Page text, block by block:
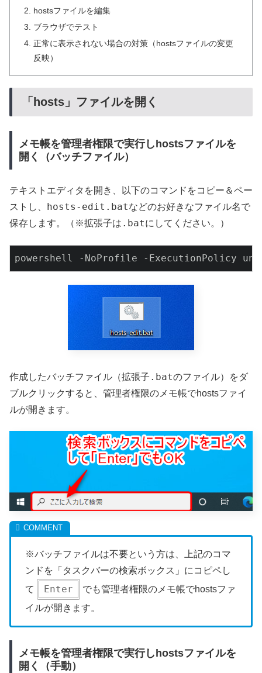
hostsファイルを編集
ブラウザでテスト
正常に表示されない場合の対策（hostsファイルの変更
反映）
「hosts」ファイルを開く
メモ帳を管理者権限で実行しhostsファイルを
開く（バッチファイル）
テキストエディタを開き、以下のコマンドをコピー＆ペー
ストし、
hosts-edit.batなどのお好きなファイル名で
保存します。（※拡張子は .batにしてください。）
powershell -NoProfile -ExecutionPolicy
作成したバッチファイル（拡張子 .batのファイル）をダ
ブルクリックすると、管理者権限のメモ帳でhostsファイ
ルが開きます。
※バッチファイルは不要という方は、上記のコマ
ンドを「タスクバーの検索ボックス」にコピペし
て
Enter
でも管理者権限のメモ帳でhostsファ
イルが開きます。
メモ帳を管理者権限で実行しhostsファイルを
開く（手動）